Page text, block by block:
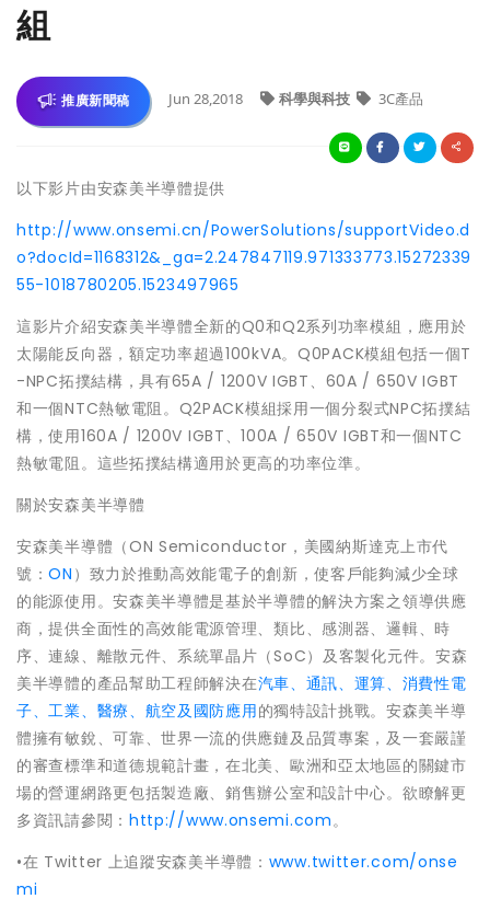
組
推廣新聞稿 Jun 28,2018 科學與科技 3C產品
以下影片由安森美半導體提供
http://www.onsemi.cn/PowerSolutions/supportVideo.d
o?docId=1168312&_ga=2.247847119.971333773.15272339
55-1018780205.1523497965
這影片介紹安森美半導體全新的Q0和Q2系列功率模組，應用於
太陽能反向器，額定功率超過100kVA。Q0PACK模組包括一個T
-NPC拓撲結構，具有65A / 1200V IGBT、60A / 650V IGBT
和一個NTC熱敏電阻。Q2PACK模組採用一個分裂式NPC拓撲結
構，使用160A / 1200V IGBT、100A / 650V IGBT和一個NTC
熱敏電阻。這些拓撲結構適用於更高的功率位準。
關於安森美半導體
安森美半導體（ON Semiconductor，美國納斯達克上市代
號：ON ）致力於推動高效能電子的創新，使客戶能夠減少全球
的能源使用。安森美半導體是基於半導體的解決方案之領導供應
商，提供全面性的高效能電源管理、類比、感測器、邏輯、時
序、連線、離散元件、系統單晶片（SoC）及客製化元件。安森
美半導體的產品幫助工程師解決在汽車、通訊、運算、消費性電
子、工業、醫療、航空及國防應用的獨特設計挑戰。安森美半導
體擁有敏銳、可靠、世界一流的供應鏈及品質專案，及一套嚴謹
的審查標準和道德規範計畫，在北美、歐洲和亞太地區的關鍵市
場的營運網路更包括製造廠、銷售辦公室和設計中心。欲瞭解更
多資訊請參閱： http://www.onsemi.com。
•在 Twitter 上追蹤安森美半導體： www.twitter.com/onse
mi